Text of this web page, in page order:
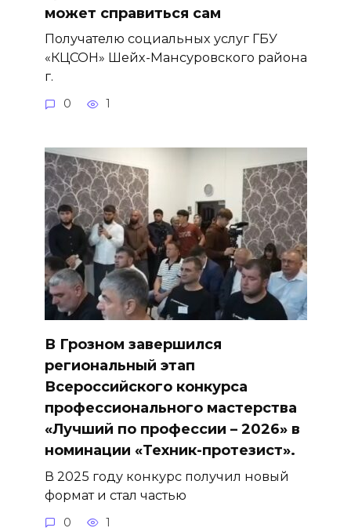
может справиться сам
Получателю социальных услуг ГБУ
«КЦСОН» Шейх-Мансуровского района
г.
0 1
В Грозном завершился
региональный этап
Всероссийского конкурса
профессионального мастерства
«Лучший по профессии – 2026» в
номинации «Техник-протезист».
В 2025 году конкурс получил новый
формат и стал частью
0 1